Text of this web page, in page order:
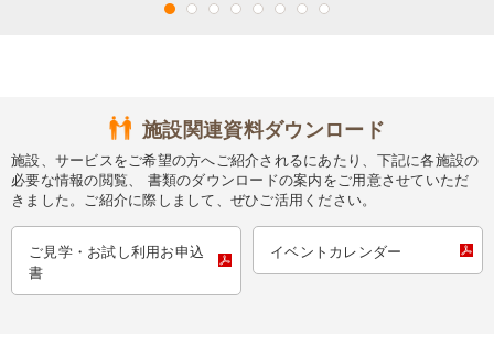
施設関連資料ダウンロード
施設、サービスをご希望の方へご紹介されるにあたり、下記に各施設の
必要な情報の閲覧、 書類のダウンロードの案内をご用意させていただ
きました。ご紹介に際しまして、ぜひご活用ください。
ご見学・お試し利用お申込
書
イベントカレンダー